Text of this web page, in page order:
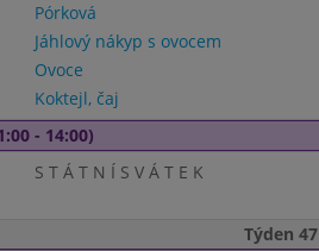
Pórková
Jáhlový nákyp s ovocem
Ovoce
Koktejl, čaj
- 14:00)
S T Á T N Í S V Á T E K
Týden 47